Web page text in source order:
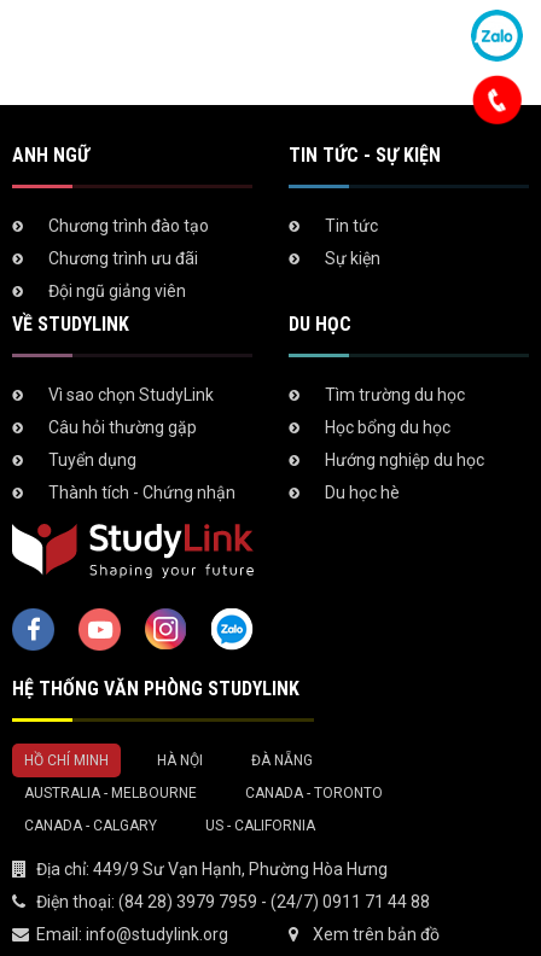
ANH NGỮ
Chương trình đào tạo
Chương trình ưu đãi
Đội ngũ giảng viên
TIN TỨC - SỰ KIỆN
Tin tức
Sự kiện
VỀ STUDYLINK
Vì sao chọn StudyLink
Câu hỏi thường gặp
Tuyển dụng
Thành tích - Chứng nhận
DU HỌC
Tìm trường du học
Học bổng du học
Hướng nghiệp du học
Du học hè
HỆ THỐNG VĂN PHÒNG STUDYLINK
HỒ CHÍ MINH HÀ NỘI
ĐÀ NẴNG
AUSTRALIA - MELBOURNE
CANADA - TORONTO
CANADA - CALGARY
US - CALIFORNIA
Địa chỉ: 449/9 Sư Vạn Hạnh, Phường Hòa Hưng
Điện thoại: (84 28) 3979 7959 - (24/7) 0911 71 44 88
Email: info@studylink.org Xem trên bản đồ